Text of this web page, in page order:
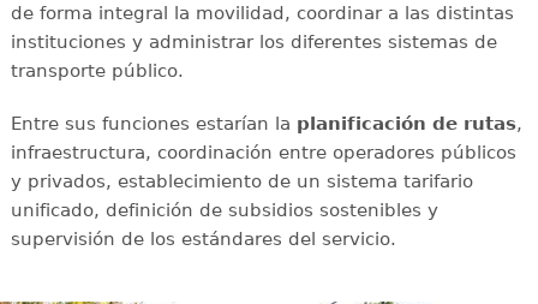
de forma integral la movilidad, coordinar a las distintas
instituciones y administrar los diferentes sistemas de
transporte público.
Entre sus funciones estarían la planificación de rutas,
infraestructura, coordinación entre operadores públicos
y privados, establecimiento de un sistema tarifario
unificado, definición de subsidios sostenibles y
supervisión de los estándares del servicio.